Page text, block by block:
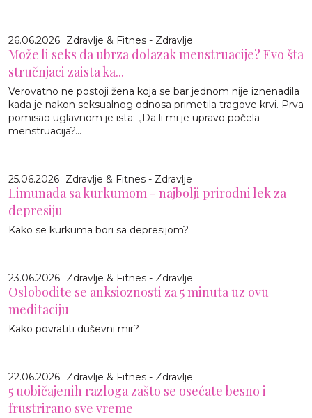
26.06.2026 Zdravlje & Fitnes - Zdravlje
Može li seks da ubrza dolazak menstruacije? Evo šta
stručnjaci zaista ka...
Verovatno ne postoji žena koja se bar jednom nije iznenadila
kada je nakon seksualnog odnosa primetila tragove krvi. Prva
pomisao uglavnom je ista: „Da li mi je upravo počela
menstruacija?...
25.06.2026 Zdravlje & Fitnes - Zdravlje
Limunada sa kurkumom - najbolji prirodni lek za
depresiju
Kako se kurkuma bori sa depresijom?
23.06.2026 Zdravlje & Fitnes - Zdravlje
Oslobodite se anksioznosti za 5 minuta uz ovu
meditaciju
Kako povratiti duševni mir?
22.06.2026 Zdravlje & Fitnes - Zdravlje
5 uobičajenih razloga zašto se osećate besno i
frustrirano sve vreme